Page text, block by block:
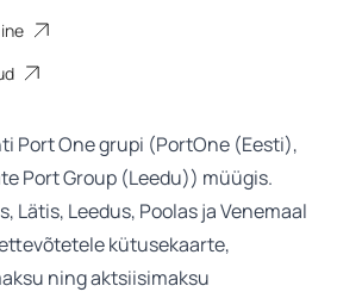
Port One grupi (PortOne (Eesti),
Port Group (Leedu)) müügis.
Lätis, Leedus, Poolas ja Venemaal
kütusekaarte,
ning aktsiisimaksu